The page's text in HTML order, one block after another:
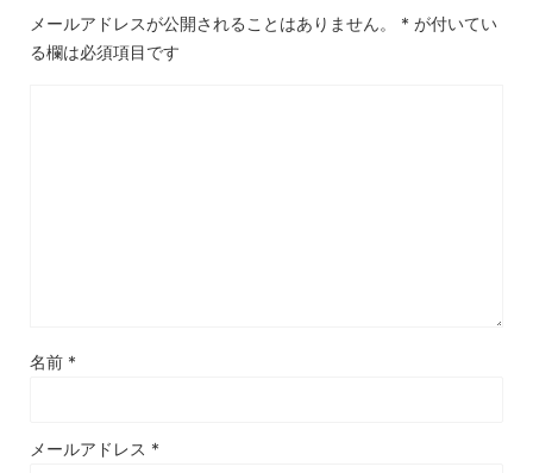
メールアドレスが公開されることはありません。 * が付いてい
る欄は必須項目です
名前 *
メールアドレス *